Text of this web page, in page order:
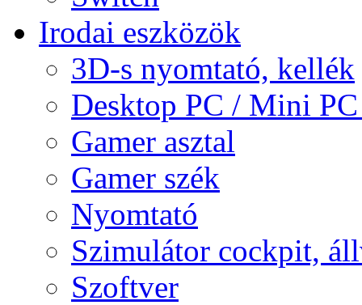
Irodai eszközök
3D-s nyomtató, kellék
Desktop PC / Mini
Gamer asztal
Gamer szék
Nyomtató
Szimulátor cockpit,
Szoftver